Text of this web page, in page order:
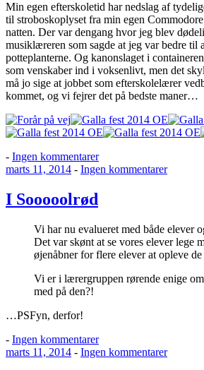
Min egen efterskoletid har nedslag af
til stroboskoplyset fra min egen
natten. Der var dengang hvor jeg blev
musiklæreren som sagde at jeg var bedre til
potteplanterne. Og kanonslaget i
som venskaber ind i voksenlivt, men det
må jo sige at jobbet som efterskolelærer
kommet, og vi fejrer det på bedste maner…
- Ingen kommentarertil
…
Udgivet
marts 11, 2014 - Ingen kommentarertil
I Sooooolrød
Vi har nu evalueret med både elever
Det var skønt at se vores elever lege
øjenåbner for flere elever at opleve
Vi er i lærergruppen rørende enige
med på den?!
…PSFyn, derfor!
- Ingen kommentarertil
I
Udgivet
marts 11, 2014 - Ingen kommentarertil